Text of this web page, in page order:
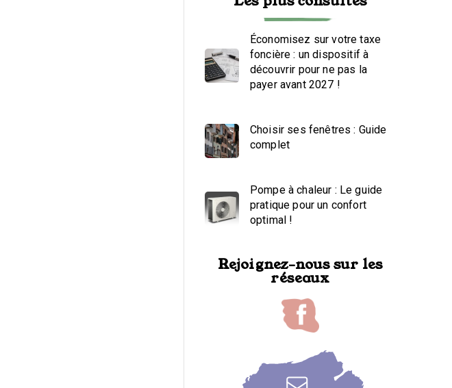
Économisez sur votre taxe
foncière : un dispositif à
découvrir pour ne pas la
payer avant 2027 !
Choisir ses fenêtres : Guide
complet
Pompe à chaleur : Le guide
pratique pour un confort
optimal !
Rejoignez-nous sur les
réseaux